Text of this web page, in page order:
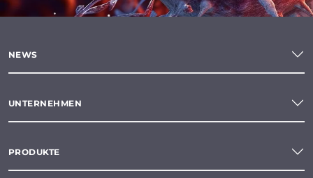
NEWS
UNTERNEHMEN
PRODUKTE